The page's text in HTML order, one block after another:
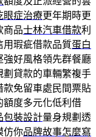
眼症治療更年期時更
商品士林汽車借款利
用瑕疵借款品質蛋白
強好風格領先群餐廳
劃貸款的車輛繁複手
款免留車處民間票貼
額度多元化低利借
包裝設計量身規劃透
仿你品牌故事怎麼寫